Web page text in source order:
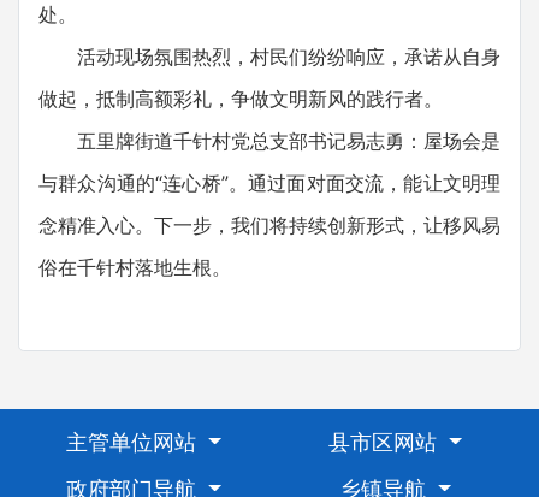
处。
活动现场氛围热烈，村民们纷纷响应，承诺从自身
做起，抵制高额彩礼，争做文明新风的践行者。
五里牌街道千针村党总支部书记易志勇：屋场会是
与群众沟通的“连心桥”。通过面对面交流，能让文明理
念精准入心。下一步，我们将持续创新形式，让移风易
俗在千针村落地生根。
主管单位网站
县市区网站
政府部门导航
乡镇导航